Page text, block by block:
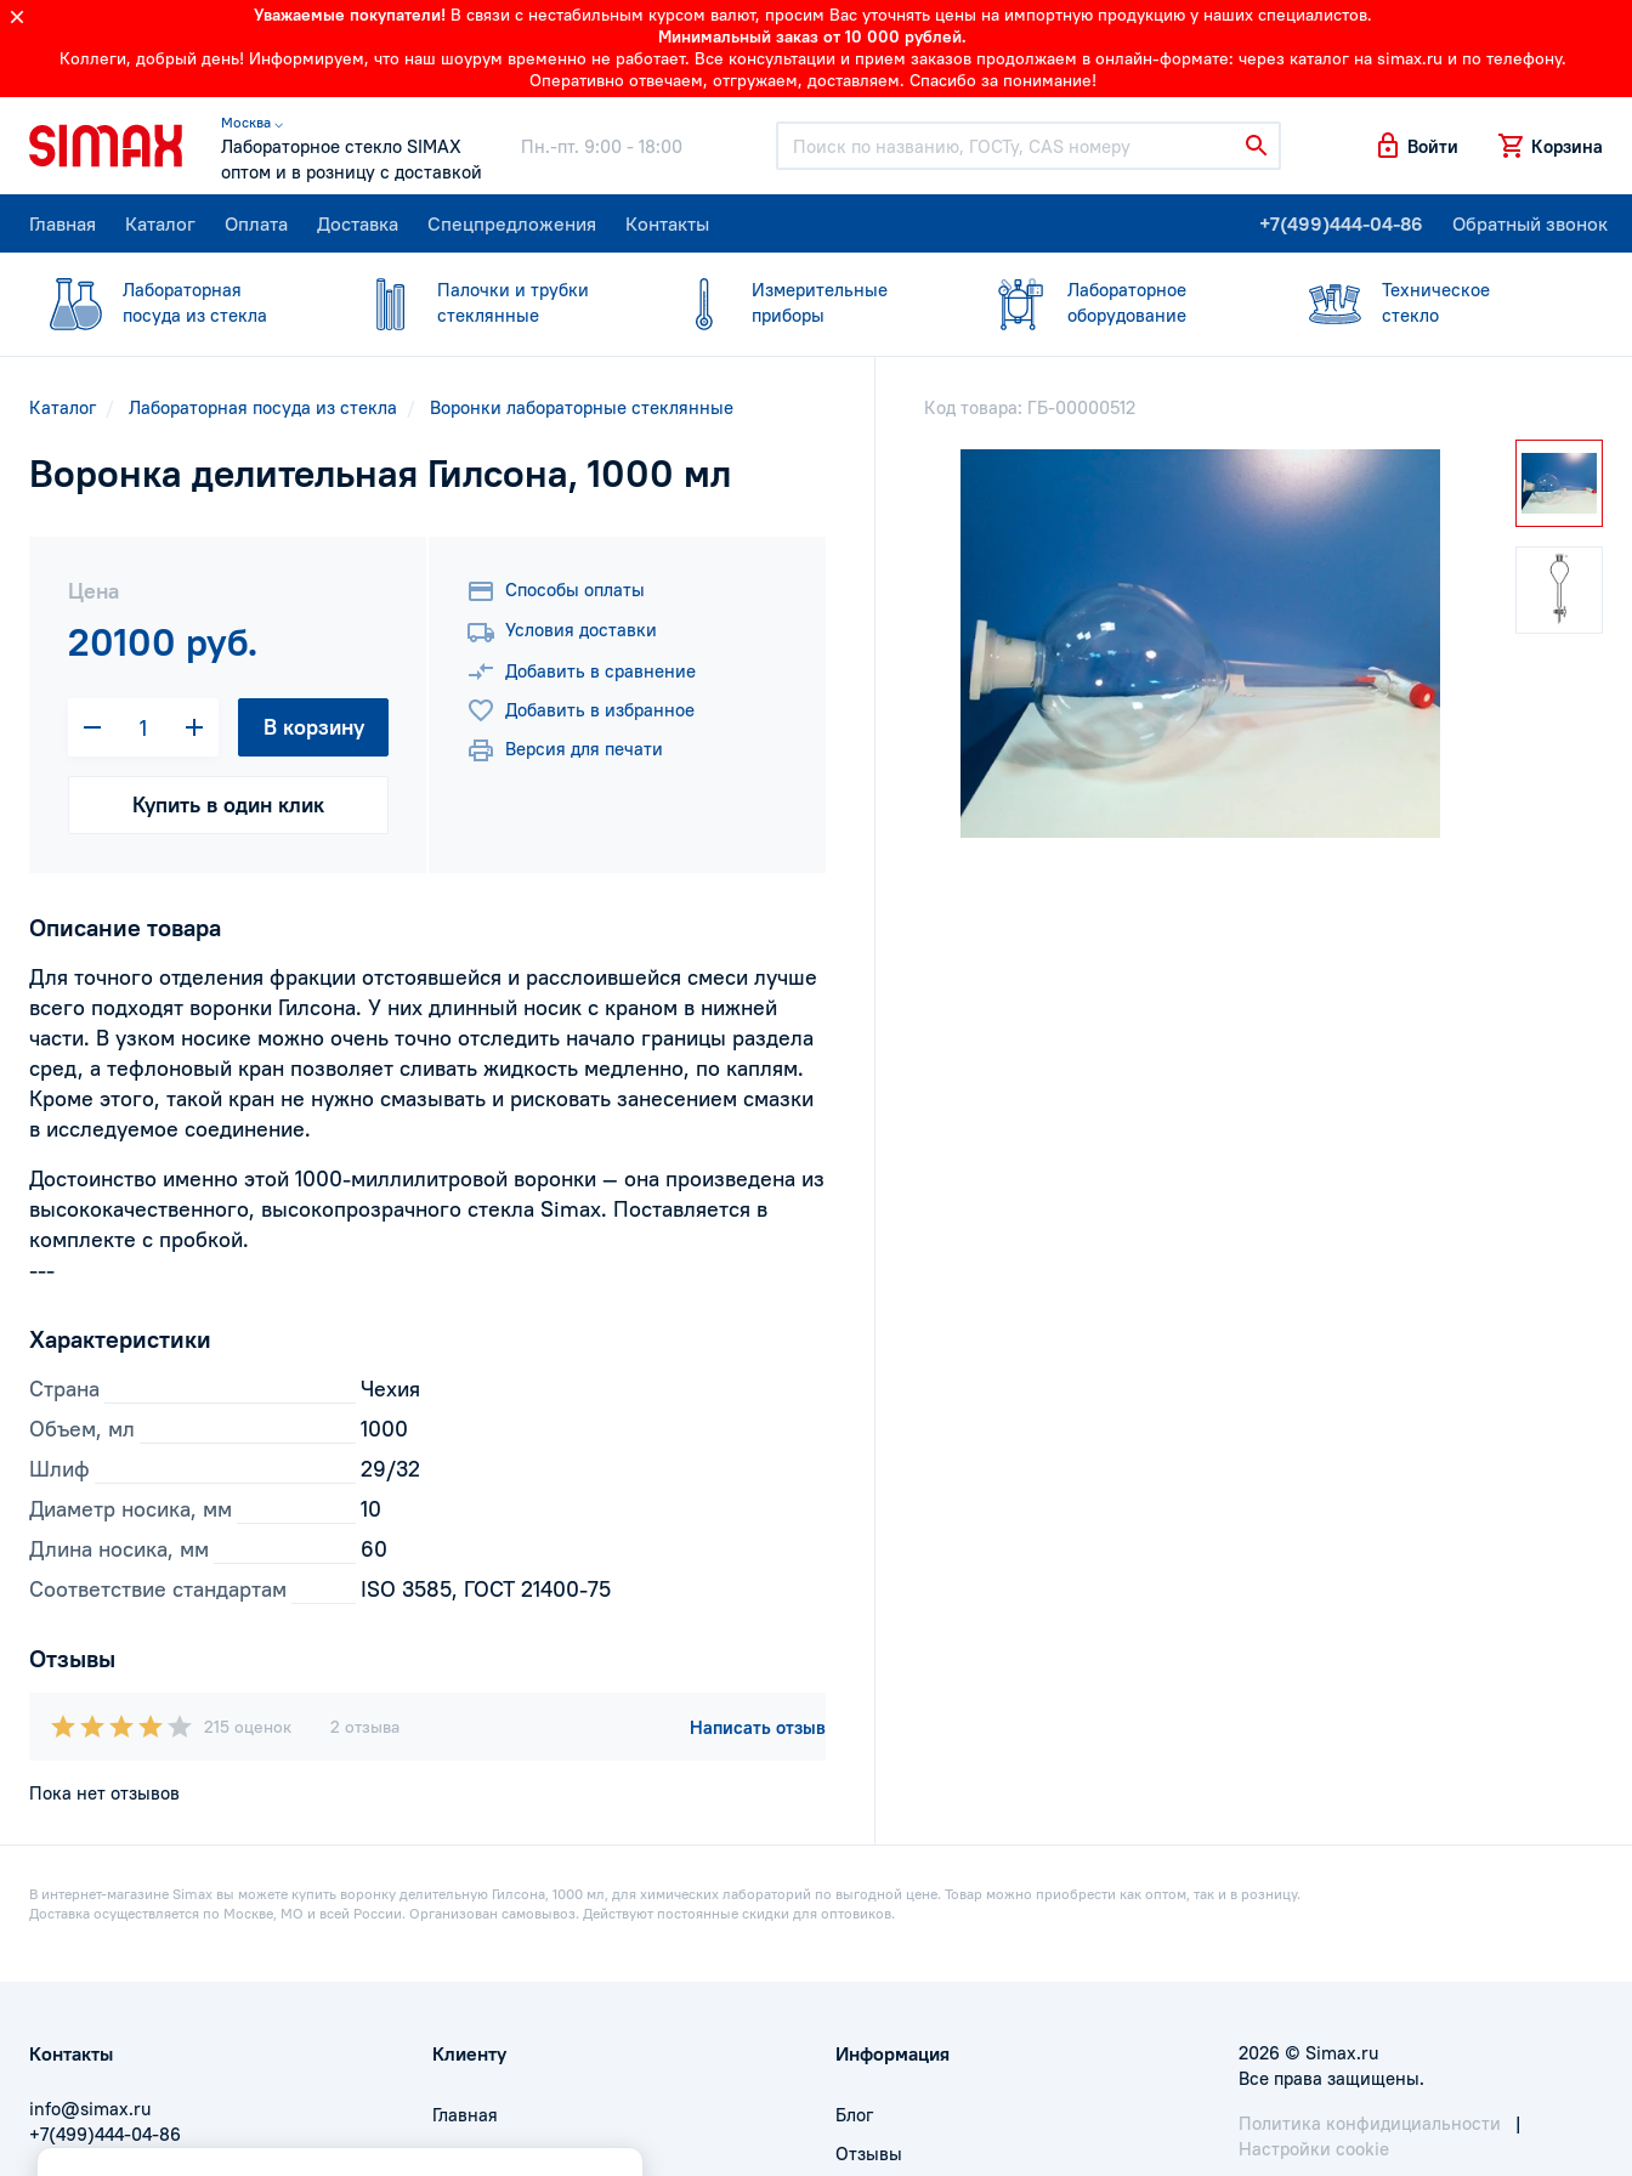
Уважаемые покупатели! В связи с нестабильным курсом валют, просим Вас уточнять цены на импортную продукцию у наших специалистов.
Минимальный заказ от 10 000 рублей.
Коллеги, добрый день! Информируем, что наш шоурум временно не работает. Все консультации и прием заказов продолжаем в онлайн-формате: через каталог на simax.ru и по телефону.
Оперативно отвечаем, отгружаем, доставляем. Спасибо за понимание!
Москва ⌵
Лабораторное стекло SIMAX
оптом и в розницу с доставкой
Пн.-пт. 9:00 - 18:00 Войти Корзина
Главная Каталог Оплата Доставка Спецпредложения Контакты +7(499)444-04-86 Обратный звонок
Лабораторная
посуда из стекла
Палочки и трубки
стеклянные
Измерительные
приборы
Лабораторное
оборудование
Техническое
стекло
Каталог Лабораторная посуда из стекла Воронки лабораторные стеклянные
Воронка делительная Гилсона, 1000 мл
Цена
20100 руб.
В корзину
Купить в один клик
Способы оплаты
Условия доставки
Добавить в сравнение
Добавить в избранное
Версия для печати
Описание товара
Для точного отделения фракции отстоявшейся и расслоившейся смеси лучше
всего подходят воронки Гилсона. У них длинный носик с краном в нижней
части. В узком носике можно очень точно отследить начало границы раздела
сред, а тефлоновый кран позволяет сливать жидкость медленно, по каплям.
Кроме этого, такой кран не нужно смазывать и рисковать занесением смазки
в исследуемое соединение.
Достоинство именно этой 1000-миллилитровой воронки — она произведена из
высококачественного, высокопрозрачного стекла Simax. Поставляется в
комплекте с пробкой.
---
Характеристики
Страна
Чехия
Объем, мл
1000
Шлиф
29/32
Диаметр носика, мм
10
Длина носика, мм
60
Соответствие стандартам
ISO 3585, ГОСТ 21400-75
Отзывы
215 оценок 2 отзыва Написать отзыв
Пока нет отзывов
Код товара: ГБ-00000512
В интернет-магазине Simax вы можете купить воронку делительную Гилсона, 1000 мл, для химических лабораторий по выгодной цене. Товар можно приобрести как оптом, так и в розницу.
Доставка осуществляется по Москве, МО и всей России. Организован самовывоз. Действуют постоянные скидки для оптовиков.
Контакты
info@simax.ru
+7(499)444-04-86
Клиенту
Главная
Оплата
Информация
Блог
Отзывы
2026 © Simax.ru
Все права защищены.
Политика конфидициальности
|
Настройки cookie